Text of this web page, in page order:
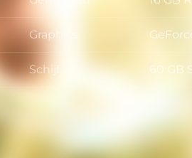
Graphics
Schijf
Schijf
60 GB